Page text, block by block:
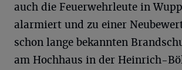
auch die Feuerwehrleute in
alarmiert und zu einer
schon lange bekannten
am Hochhaus in der Heinrich-